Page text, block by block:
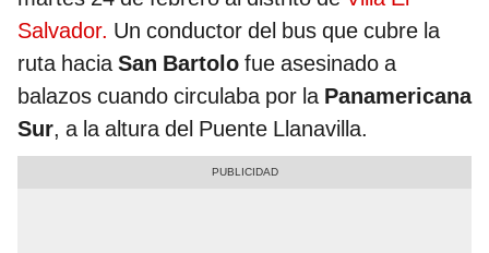
Salvador. Un conductor del bus que cubre la
ruta haciaSan Bartolo fue asesinado a
balazos cuando circulaba por laPanamericana
Sur, a la altura del Puente Llanavilla.